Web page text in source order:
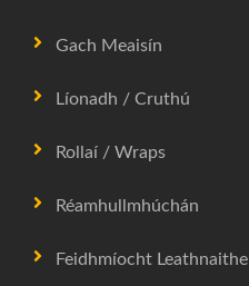
Gach Meaisín
Líonadh / Cruthú
Rollaí / Wraps
Réamhullmhúchán
Feidhmíocht Leathnaithe